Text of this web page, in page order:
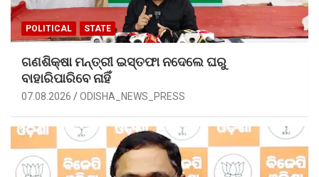
POLITICAL STATE
ଗଣଶିକ୍ଷା ମନ୍ତ୍ରୀ ଇସ୍ତଫା ନଦେଲେ ଘରୁ
ବାହାରିପାରିବେ ନାହିଁ
07.08.2026 ODISHA_NEWS_PRESS